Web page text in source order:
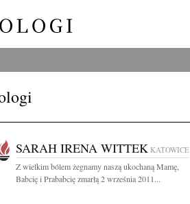
SARAH IRENA WITTEK KATOWICE
Z wielkim bólem żegnamy naszą ukochaną Mamę,
Babcię i Prababcię zmarłą 2 września 2011...